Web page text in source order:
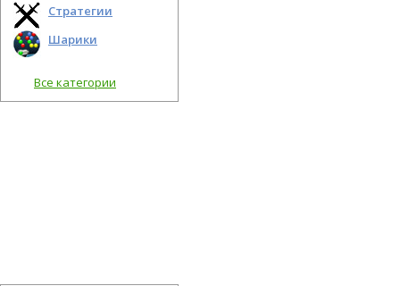
Стратегии
Шарики
Все категории